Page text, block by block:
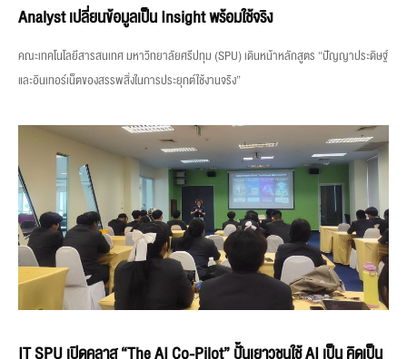
Analyst เปลี่ยนข้อมูลเป็น Insight พร้อมใช้จริง
คณะเทคโนโลยีสารสนเทศ มหาวิทยาลัยศรีปทุม (SPU) เดินหน้าหลักสูตร “ปัญญาประดิษฐ์
และอินเทอร์เน็ตของสรรพสิ่งในการประยุกต์ใช้งานจริง”